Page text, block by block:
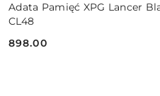
Adata Pamięć XPG Lancer
CL48
Cena:
898.00